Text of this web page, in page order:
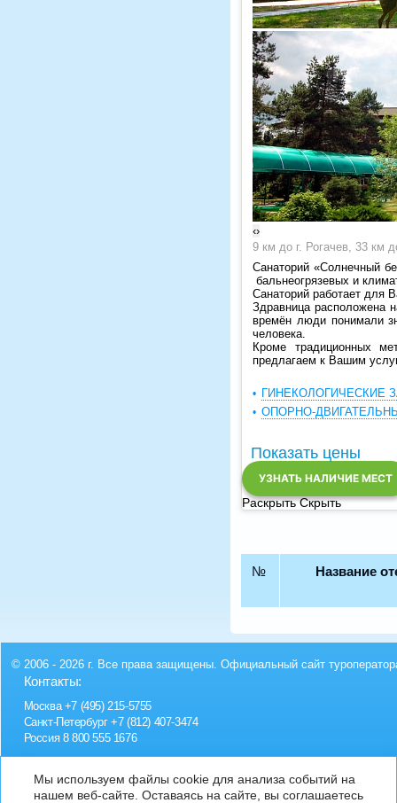
‹›
9 км до г. Рогачев, 33 км
Санаторий «Солнечный
бальнеогрязевых и
Санаторий работает для
Здравница расположена
времён люди понимали
человека.
Кроме традиционных
предлагаем к Вашим
ГИНЕКОЛОГИЧЕСКИЕ
ОПОРНО-
Показать цены
УЗНАТЬ НАЛИЧИЕ МЕСТ
Раскрыть Скрыть
№ Название
© 2006 - 2026 г. Все права защищены. Официальный сайт
Контакты:
Москва+7 (495) 215-5755
Санкт-Петербург+7 (812) 407-3474
Россия 8 800 555 1676
Мы используем файлы cookie для анализа событий на
нашем веб-сайте. Оставаясь на сайте, вы соглашаетесь